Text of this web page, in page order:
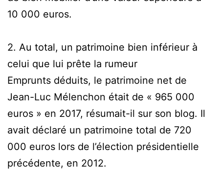
10 000 euros.
2. Au total, un patrimoine bien inférieur à
celui que lui prête la rumeur
Emprunts déduits, le patrimoine net de
Jean-Luc Mélenchon était de « 965 000
euros » en 2017, résumait-il sur son blog. Il
avait déclaré un patrimoine total de 720
000 euros lors de l’élection présidentielle
précédente, en 2012.